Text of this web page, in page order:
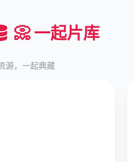
📀 一起片库
源，一起典藏